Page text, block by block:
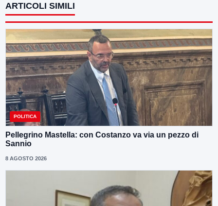
ARTICOLI SIMILI
POLITICA
Pellegrino Mastella: con Costanzo va via un pezzo di
Sannio
8 AGOSTO 2026